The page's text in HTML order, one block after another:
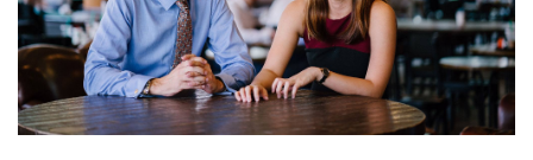
HUISARTSENPOST
PRAKTIJKZAKEN
TARIEVEN
VPHUISARTSEN